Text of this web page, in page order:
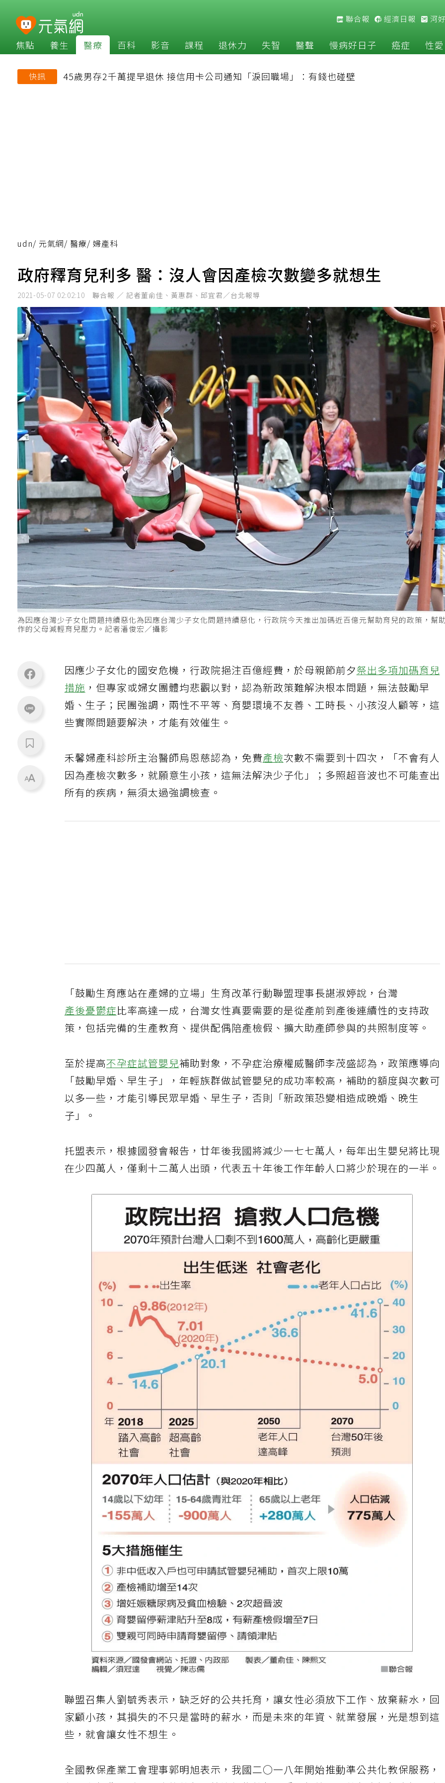
聯合報 經濟日報 河
焦點 養生 醫療 百科 影音 課程 退休力 失智 醫聲 慢病好日子 癌症 性愛
快訊 45歲男存2千萬提早退休 接信用卡公司通知「淚回職場」：有錢也碰壁
udn/ 元氣網/ 醫療/ 婦產科
政府釋育兒利多 醫：沒人會因產檢次數變多就想生
2021-05-07 02:02:10 聯合報 ／ 記者董俞佳、黃惠群、邱宜君／台北報導
為因應台灣少子女化問題持續惡化為因應台灣少子女化問題持續惡化，行政院今天推出加碼近百億元幫助育兒的政策，幫
作的父母減輕育兒壓力。記者潘俊宏／攝影
因應少子女化的國安危機，行政院挹注百億經費，於母親節前夕祭出多項加碼育兒
措施 ，但專家或婦女團體均悲觀以對，認為新政策難解決根本問題，無法鼓勵早
婚、生子；民團強調，兩性不平等、育嬰環境不友善、工時長、小孩沒人顧等，這
些實際問題要解決，才能有效催生。
禾馨婦產科診所主治醫師烏恩慈認為，免費產檢次數不需要到十四次，「不會有人
因為產檢次數多，就願意生小孩，這無法解決少子化」；多照超音波也不可能查出
所有的疾病，無須太過強調檢查。
「鼓勵生育應站在產婦的立場」生育改革行動聯盟理事長諶淑婷說，台灣
產後憂鬱症比率高達一成，台灣女性真要需要的是從產前到產後連續性的支持政
策，包括完備的生產教育、提供配偶陪產檢假、擴大助產師參與的共照制度等。
至於提高不孕症試管嬰兒補助對象，不孕症治療權威醫師李茂盛認為，政策應導向
「鼓勵早婚、早生子」，年輕族群做試管嬰兒的成功率較高，補助的額度與次數可
以多一些，才能引導民眾早婚、早生子，否則「新政策恐變相造成晚婚、晚生
子」。
托盟表示，根據國發會報告，廿年後我國將減少一七七萬人，每年出生嬰兒將比現
在少四萬人，僅剩十二萬人出頭，代表五十年後工作年齡人口將少於現在的一半。
聯盟召集人劉毓秀表示，缺乏好的公共托育，讓女性必須放下工作、放棄薪水，回
家顧小孩，其損失的不只是當時的薪水，而是未來的年資、就業發展，光是想到這
些，就會讓女性不想生。
全國教保產業工會理事郭明旭表示，我國二○一八年開始推動準公共化教保服務，